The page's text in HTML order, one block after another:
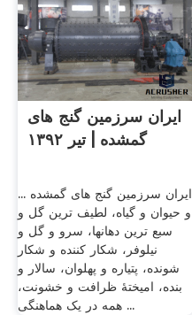
ایران سرزمین گنج های
گمشده | تیر ۱۳۹۲
ایران سرزمین گنج های گمشده ...
و حیوان و گیاه، لطیف ترین گل و
سبع ترین دهانها، سرو و گل و
نیلوفر، شکار کننده و شکار
شونده، پتیاره و پهلوان، سالار و
بنده، امیختۀ ظرافت و خشونت،
همه در یک هماهنگی ...